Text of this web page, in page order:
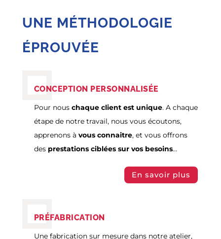
UNE MÉTHODOLOGIE
ÉPROUVÉE
CONCEPTION PERSONNALISÉE
Pour nous chaque client est unique. A chaque
étape de notre travail, nous vous écoutons,
apprenons à vous connaitre, et vous offrons
des prestations ciblées sur vos besoins…
En savoir plus
PRÉFABRICATION
Une fabrication sur mesure dans notre atelier,